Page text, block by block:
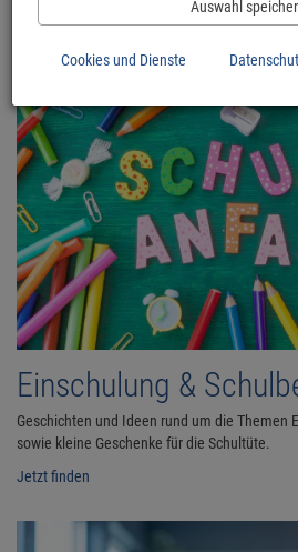
Auswahl
Cookies und Dienste
Zum tolino flip
Einschulung &
Geschichten und Ideen rund um die Themen
sowie kleine Geschenke für die Schultüte.
Jetzt finden